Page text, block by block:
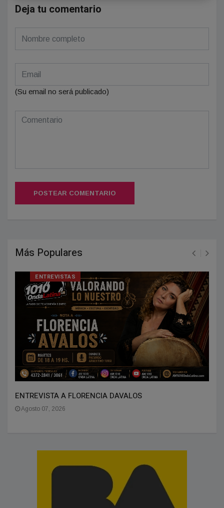
Deja tu comentario
(Su email no será publicado)
POSTEAR COMENTARIO
Más Populares
ENTREVISTAS
ENTREVISTA A FLORENCIA DAVALOS
Agosto 07, 2026